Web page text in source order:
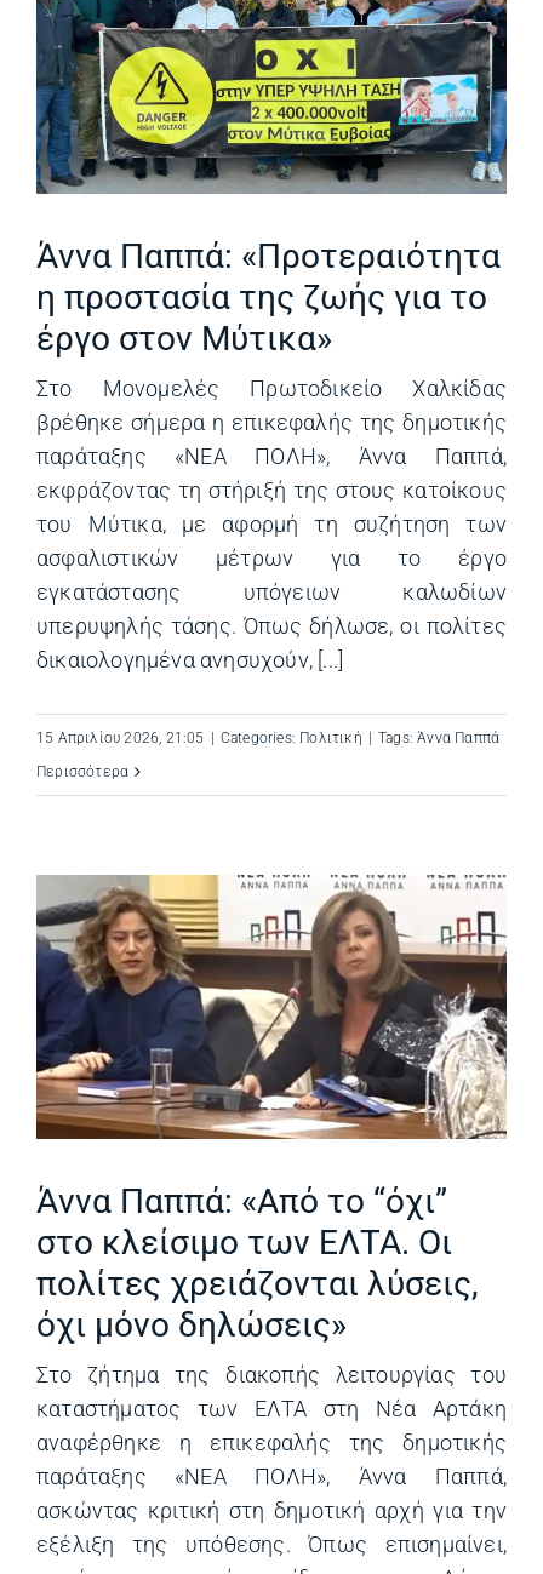
Άννα Παππά: «Προτεραιότητα
η προστασία της ζωής για το
έργο στον Μύτικα»
Στο Μονομελές Πρωτοδικείο Χαλκίδας
βρέθηκε σήμερα η επικεφαλής της δημοτικής
παράταξης «ΝΕΑ ΠΟΛΗ», Άννα Παππά,
εκφράζοντας τη στήριξή της στους κατοίκους
του Μύτικα, με αφορμή τη συζήτηση των
ασφαλιστικών μέτρων για το έργο
εγκατάστασης υπόγειων καλωδίων
υπερυψηλής τάσης. Όπως δήλωσε, οι πολίτες
δικαιολογημένα ανησυχούν, [...]
15 Απριλίου 2026, 21:05 Categories: Πολιτική Tags:Άννα Παππά
Περισσότερα
Άννα Παππά: «Από το “όχι”
στο κλείσιμο των ΕΛΤΑ. Οι
πολίτες χρειάζονται λύσεις,
όχι μόνο δηλώσεις»
Στο ζήτημα της διακοπής λειτουργίας του
καταστήματος των ΕΛΤΑ στη Νέα Αρτάκη
αναφέρθηκε η επικεφαλής της δημοτικής
παράταξης «ΝΕΑ ΠΟΛΗ», Άννα Παππά,
ασκώντας κριτική στη δημοτική αρχή για την
εξέλιξη της υπόθεσης. Όπως επισημαίνει,